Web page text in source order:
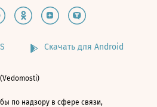
Скачать для Android
по надзору в сфере связи,